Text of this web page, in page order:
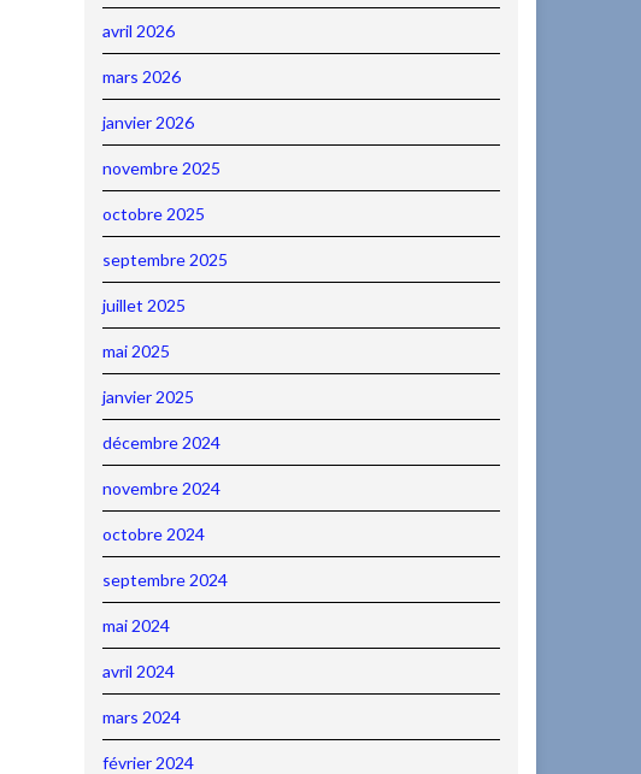
avril 2026
mars 2026
janvier 2026
novembre 2025
octobre 2025
septembre 2025
juillet 2025
mai 2025
janvier 2025
décembre 2024
novembre 2024
octobre 2024
septembre 2024
mai 2024
avril 2024
mars 2024
février 2024